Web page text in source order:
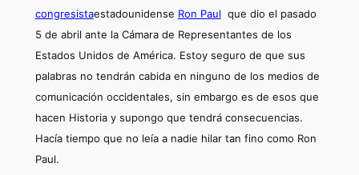
congresistaestadounidense Ron Paul que dio el pasado
5 de abril ante la Cámara de Representantes de los
Estados Unidos de América. Estoy seguro de que sus
palabras no tendrán cabida en ninguno de los medios de
comunicación occidentales, sin embargo es de esos que
hacen Historia y supongo que tendrá consecuencias.
Hacía tiempo que no leía a nadie hilar tan fino como Ron
Paul.